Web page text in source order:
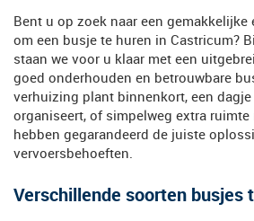
Bent u op zoek naar een gemakkelijke
om een busje te huren in Castricum?
staan we voor u klaar met een
goed onderhouden en betrouwbare
verhuizing plant binnenkort, een
organiseert, of simpelweg extra
hebben gegarandeerd de juiste
vervoersbehoeften.
Verschillende soorten busjes